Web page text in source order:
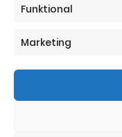
Funktional
Marketing